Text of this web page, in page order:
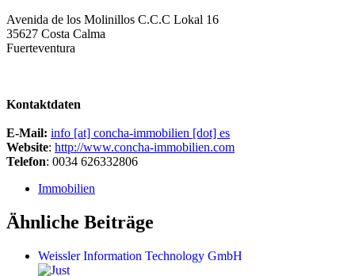
Avenida de los Molinillos C.C.C Lokal 16
35627 Costa Calma
Fuerteventura
Kontaktdaten
E-Mail: info [at] concha-immobilien [dot] es
Website: http://www.concha-immobilien.com
Telefon: 0034 626332806
Immobilien
Ähnliche Beiträge
Weissler Information Technology GmbH